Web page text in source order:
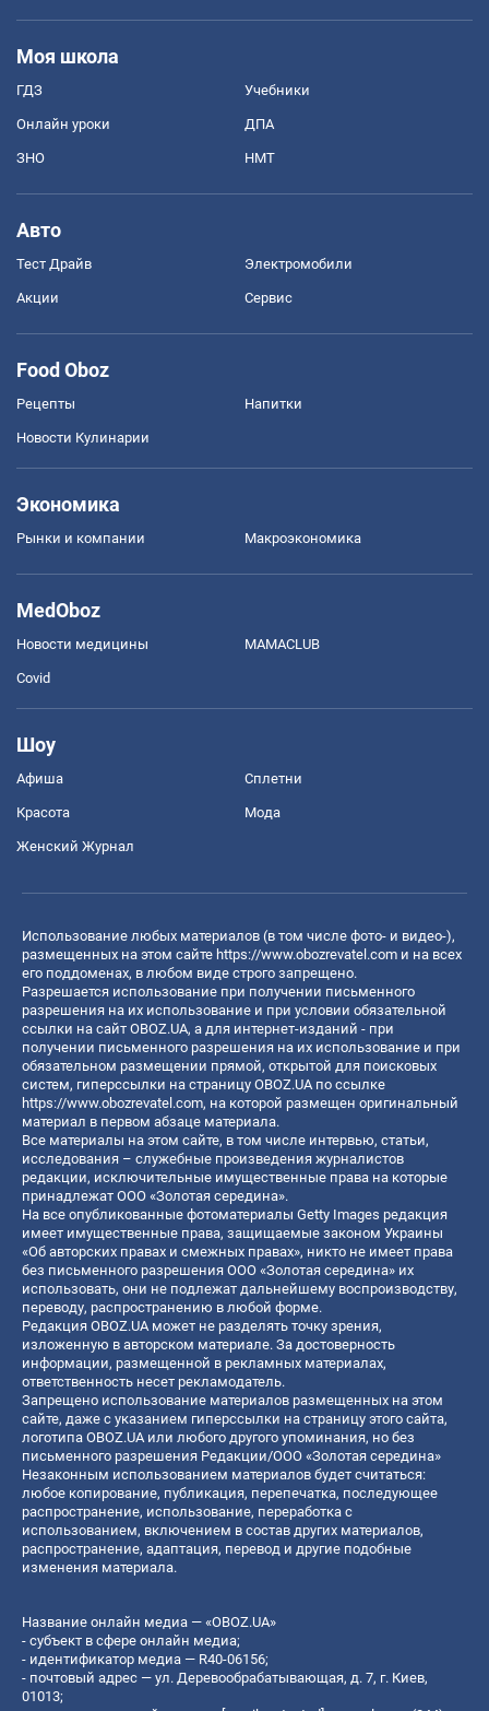
Моя школа
ГДЗ Учебники
Онлайн уроки ДПА
ЗНО НМТ
Авто
Тест Драйв Электромобили
Акции Сервис
Food Oboz
Рецепты Напитки
Новости Кулинарии
Экономика
Рынки и компании Mакроэкономика
MedOboz
Новости медицины MAMACLUB
Covid
Шоу
Афиша Сплетни
Красота Мода
Женский Журнал
Использование любых материалов (в том числе фото- и видео-),
размещенных на этом сайте https://www.obozrevatel.com и на всех
его поддоменах, в любом виде строго запрещено.
Разрешается использование при получении письменного
разрешения на их использование и при условии обязательной
ссылки на сайт OBOZ.UA, а для интернет-изданий - при
получении письменного разрешения на их использование и при
обязательном размещении прямой, открытой для поисковых
систем, гиперссылки на страницу OBOZ.UA по ссылке
https://www.obozrevatel.com, на которой размещен оригинальный
материал в первом абзаце материала.
Все материалы на этом сайте, в том числе интервью, статьи,
исследования – служебные произведения журналистов
редакции, исключительные имущественные права на которые
принадлежат ООО «Золотая середина».
На все опубликованные фотоматериалы Getty Images редакция
имеет имущественные права, защищаемые законом Украины
«Об авторских правах и смежных правах», никто не имеет права
без письменного разрешения ООО «Золотая середина» их
использовать, они не подлежат дальнейшему воспроизводству,
переводу, распространению в любой форме.
Редакция OBOZ.UA может не разделять точку зрения,
изложенную в авторском материале. За достоверность
информации, размещенной в рекламных материалах,
ответственность несет рекламодатель.
Запрещено использование материалов размещенных на этом
сайте, даже с указанием гиперссылки на страницу этого сайта,
логотипа OBOZ.UA или любого другого упоминания, но без
письменного разрешения Редакции/ООО «Золотая середина»
Незаконным использованием материалов будет считаться:
любое копирование, публикация, перепечатка, последующее
распространение, использование, переработка с
использованием, включением в состав других материалов,
распространение, адаптация, перевод и другие подобные
изменения материала.
Название онлайн медиа — «OBOZ.UA»
- субъект в сфере онлайн медиа;
- идентификатор медиа — R40-06156;
- почтовый адрес — ул. Деревообрабатывающая, д. 7, г. Киев,
01013;